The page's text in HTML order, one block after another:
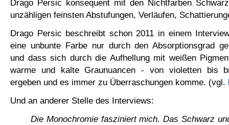
Drago Persic konsequent mit den Nichtfarben
unzähligen feinsten Abstufungen, Verläufen,
Drago Persic beschreibt schon 2011 in einem
eine unbunte Farbe nur durch den Absorptionsgrad
und dass sich durch die Aufhellung mit weißen
warme und kalte Graunuancen - von violetten bis
ergeben und es immer zu Überraschungen komme. (vgl.
Und an anderer Stelle des Interviews:
Die Monochromie fasziniert mich. Das Schwarz